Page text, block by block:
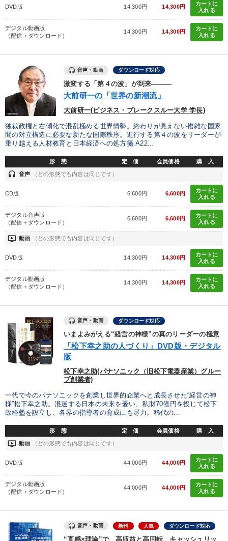
DVD版 14,300円 14,300円
カートに
入れる
デジタル動画版
（配信＋ダウンロード）
14,300円 14,300円
カートに
入れる
音声・動画 ダウンロード対応
激変する「第４の波」が到来―――
大前研一の「世界の新潮流」
大前研一(ビジネス・ブレークスルー大学 学長)
独裁政権と右傾化で混乱極める世界情勢。終わりが見えない複雑な国家
間の対立構造に必要な新たな国際秩序。進行する第４の波をリーダーが
乗り越える人材教育と日本経済への処方箋 A22...
形 態 定 価 会員価格 購 入
headset 音声 （どの形態でも内容は同じです）
CD版 6,600円 6,600円
カートに
入れる
デジタル音声版
（配信＋ダウンロード）
6,600円 6,600円
カートに
入れる
ondemand_video 動画 （どの形態でも内容は同じです）
DVD版 14,300円 14,300円
カートに
入れる
デジタル動画版
（配信＋ダウンロード）
14,300円 14,300円
カートに
入れる
音声・動画 ダウンロード対応
いまよみがえる“経営の神様”の真のリーダーの極意
「松下幸之助の人づくり」DVD版・デジタル
版
松下幸之助(パナソニック（旧松下電器産業）グルー
プ創業者)
一代で今のパナソニックを創業し世界的企業へと成長させた“経営の神
様”松下幸之助。混迷する日本の未来を憂い、私財70億円を投じて松下
政経塾を設立し、各界の指導者の育成にも尽力。稀代の...
形 態 定 価 会員価格 購 入
ondemand_video 動画 （どの形態でも内容は同じです）
DVD版 44,000円 44,000円
カートに
入れる
デジタル動画版
（配信＋ダウンロード）
44,000円 44,000円
カートに
入れる
音声・動画 新刊 人気 ダウンロード対応